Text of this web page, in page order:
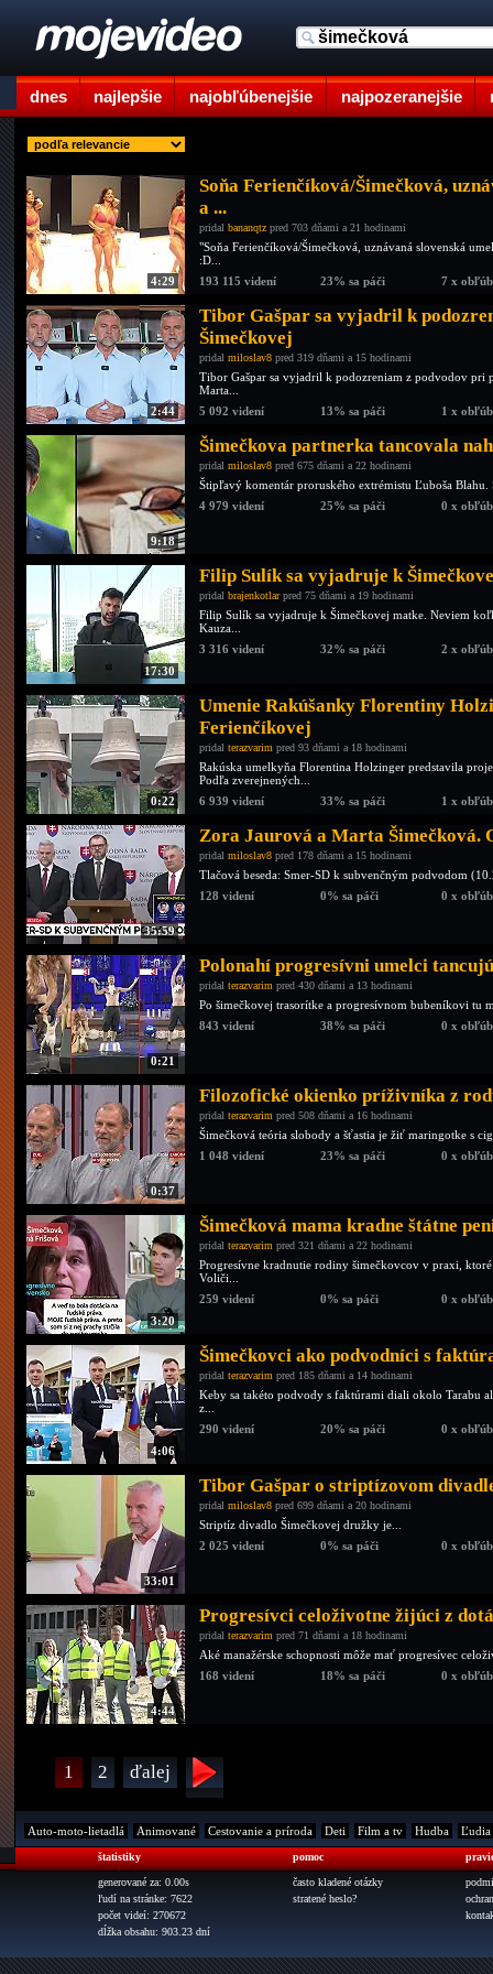
dnes najlepšie najobľúbenejšie najpozeranejšie
4:29
Soňa Ferienčíková/Šimečková,
a ...
pridal bananqtz pred 703 dňami a 21 hodinami
"Soňa Ferienčíková/Šimečková, uznávaná slovenská
:D...
193 115 videní
23% sa páči 7 x
2:44
Tibor Gašpar sa vyjadril k
Šimečkovej
pridal miloslav8 pred 319 dňami a 15 hodinami
Tibor Gašpar sa vyjadril k podozreniam z podvodov pri
Marta...
5 092 videní
13% sa páči 1 x
9:18
Šimečkova partnerka tancovala
pridal miloslav8 pred 675 dňami a 22 hodinami
Štipľavý komentár proruského extrémistu Ľuboša
4 979 videní
25% sa páči 0 x
17:30
Filip Sulík sa vyjadruje k
pridal brajenkotlarpred 75 dňami a 19 hodinami
Filip Sulík sa vyjadruje k Šimečkovej matke. Neviem
Kauza...
3 316 videní
32% sa páči 2 x
0:22
Umenie Rakúšanky Florentiny
Ferienčíkovej
pridal terazvarim pred 93 dňami a 18 hodinami
Rakúska umelkyňa Florentina Holzinger predstavila
Podľa zverejnených...
6 939 videní
33% sa páči 1 x
35:59
Zora Jaurová a Marta Šimečková.
pridal miloslav8 pred 178 dňami a 15 hodinami
Tlačová beseda: Smer-SD k subvenčným podvodom
128 videní
0% sa páči 0 x
0:21
Polonahí progresívni umelci
pridal terazvarim pred 430 dňami a 13 hodinami
Po šimečkovej trasorítke a progresívnom bubeníkovi tu
843 videní
38% sa páči 0 x
0:37
Filozofické okienko príživníka z
pridal terazvarim pred 508 dňami a 16 hodinami
Šimečková teória slobody a šťastia je žiť maringotke s
1 048 videní
23% sa páči 0 x
3:20
Šimečková mama kradne štátne
pridal terazvarim pred 321 dňami a 22 hodinami
Progresívne kradnutie rodiny šimečkovcov v praxi,
Voliči...
259 videní
0% sa páči 0 x
4:06
Šimečkovci ako podvodníci s
pridal terazvarim pred 185 dňami a 14 hodinami
Keby sa takéto podvody s faktúrami diali okolo Tarabu
z...
290 videní
20% sa páči 0 x
33:01
Tibor Gašpar o striptízovom
pridal miloslav8 pred 699 dňami a 20 hodinami
Striptíz divadlo Šimečkovej družky je...
2 025 videní
0% sa páči 0 x
4:44
Progresívci celoživotne žijúci z
pridal terazvarim pred 71 dňami a 18 hodinami
Aké manažérske schopnosti môže mať progresívec
168 videní
18% sa páči 0 x
1 2 ďalej
Auto-moto-lietadlá Animované Cestovanie a príroda Deti Film a tv Hudba Ľudia
štatistiky
generované za: 0.00s
ľudí na stránke: 7622
počet videí: 270672
dĺžka obsahu: 903.23 dní
pomoc
často kladené otázky
stratené heslo?